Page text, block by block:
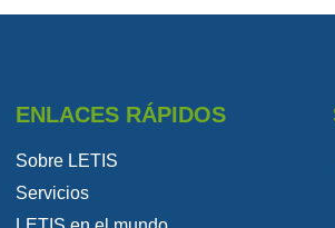
ENLACES RÁPIDOS
Sobre LETIS
Servicios